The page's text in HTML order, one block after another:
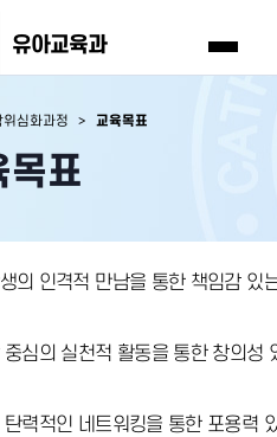
유아교육과
위심화과정 > 교육목표
목표
의 인격적 만남을 통한 책임감 있
중심의 실천적 활동을 통한 창의성
탄력적인 네트워킹을 통한 포용력